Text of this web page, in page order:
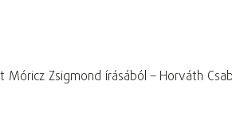
Zsigmond írásából – Horváth